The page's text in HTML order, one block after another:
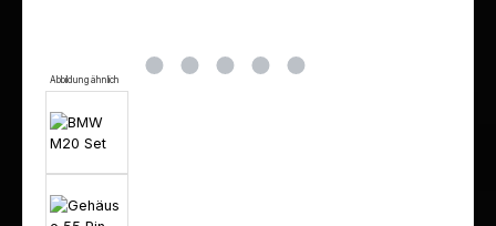
Abbildung ähnlich